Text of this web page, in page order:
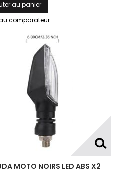
au panier
comparateur
MOTO NOIRS LED ABS X2